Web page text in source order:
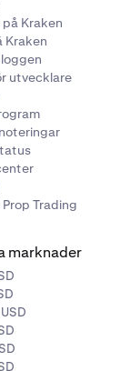
Kraken
Kraken
utvecklare
Trading
marknader